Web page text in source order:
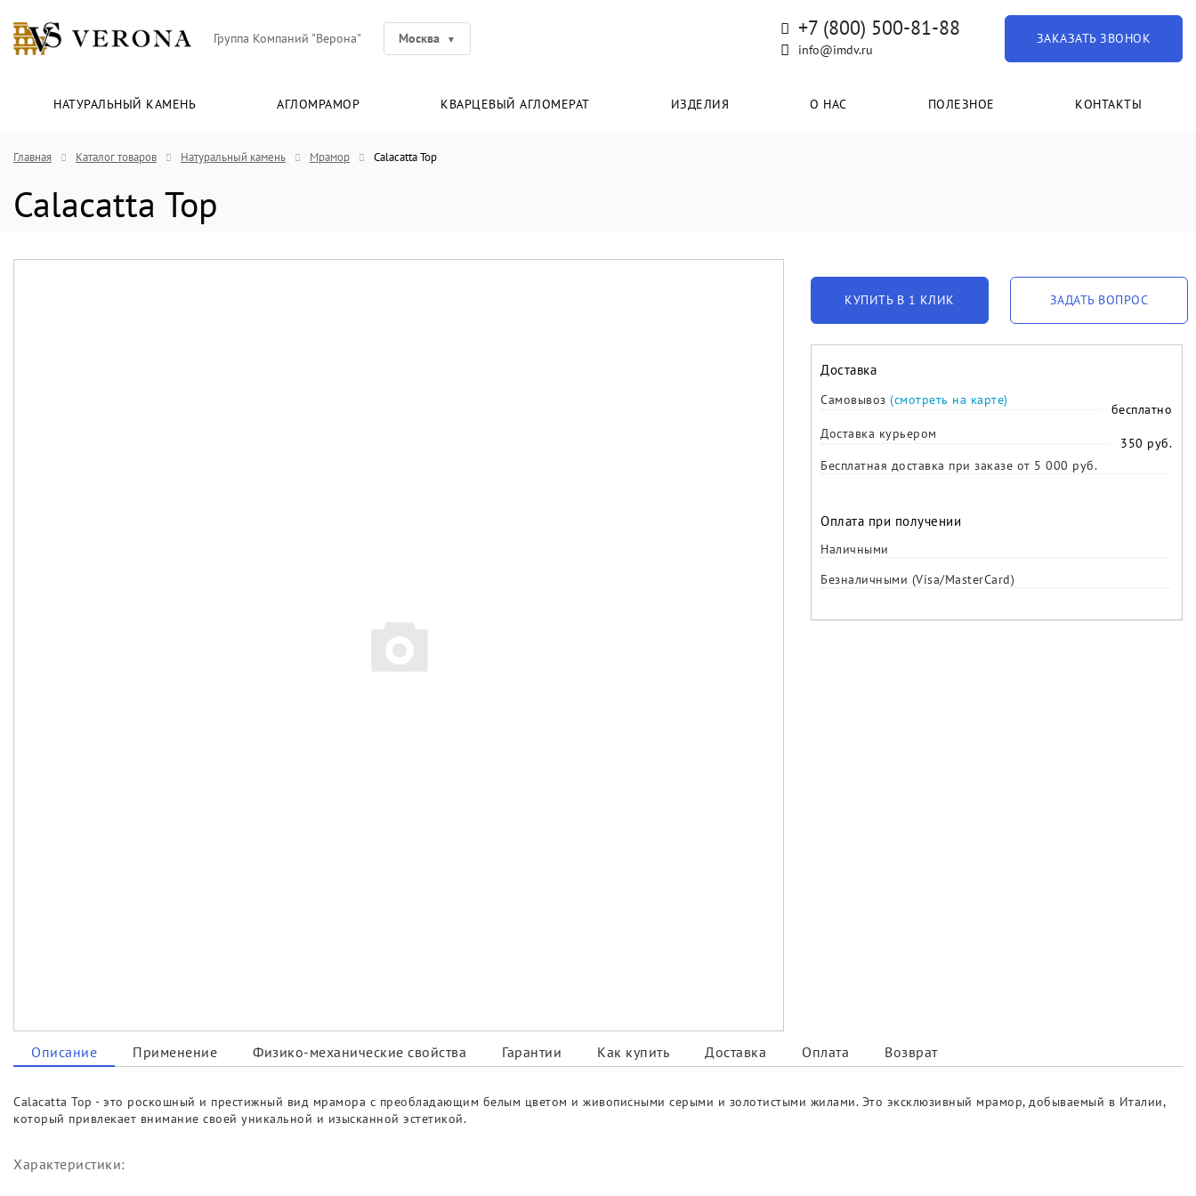
Группа Компаний "Верона" Москва +7 (800) 500-81-88
info@imdv.ru
ЗАКАЗАТЬ ЗВОНОК
НАТУРАЛЬНЫЙ КАМЕНЬ АГЛОМРАМОР КВАРЦЕВЫЙ АГЛОМЕРАТ ИЗДЕЛИЯ О НАС ПОЛЕЗНОЕ КОНТАКТЫ
Главная Каталог товаров Натуральный камень Мрамор Calacatta Top
Calacatta Top
КУПИТЬ В 1 КЛИК ЗАДАТЬ ВОПРОС
Доставка
Самовывоз (смотреть на карте)
бесплатно
Доставка курьером
350 руб.
Бесплатная доставка при заказе от 5 000 руб.
Оплата при получении
Наличными
Безналичными (Visa/MasterCard)
Описание Применение Физико-механические свойства Гарантии Как купить Доставка Оплата Возврат
Calacatta Top - это роскошный и престижный вид мрамора с преобладающим белым цветом и живописными серыми и золотистыми жилами. Это эксклюзивный мрамор, добываемый в Италии,
который привлекает внимание своей уникальной и изысканной эстетикой.
Характеристики: